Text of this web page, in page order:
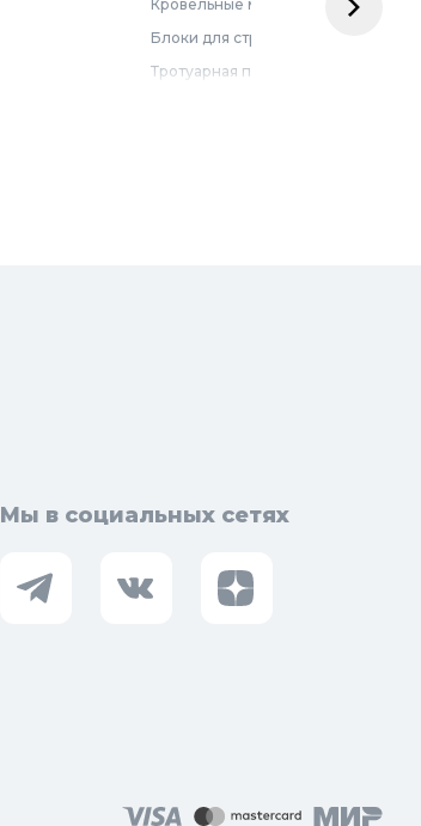
Кровельные материалы
Блоки для строительства
Тротуарная плитка
Мы в социальных сетях